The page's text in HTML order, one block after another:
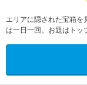
エリアに隠された宝箱を
は一日一回。お題はトッ